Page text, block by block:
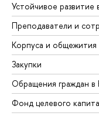
Устойчивое
Преподаватели и
Корпуса и общежития
Закупки
Обращения граждан
Фонд целевого